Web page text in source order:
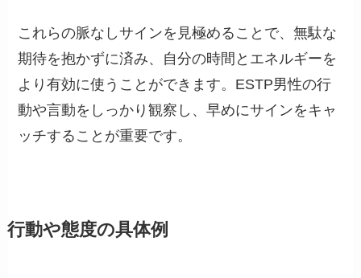
これらの脈なしサインを見極めることで、無駄な
期待を抱かずに済み、自分の時間とエネルギーを
より有効に使うことができます。ESTP男性の行
動や言動をしっかり観察し、早めにサインをキャ
ッチすることが重要です。
行動や態度の具体例